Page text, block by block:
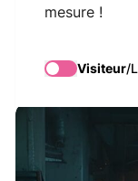
mesure !
Visiteur/
In